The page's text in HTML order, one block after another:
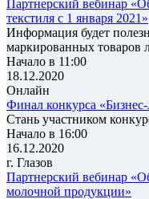
Партнерский вебинар
текстиля с 1 января 2021»
Информация будет
маркированных товаров
Начало в 11:00
18.12.2020
Онлайн
Финал конкурса
Стань участником
Начало в 16:00
16.12.2020
г. Глазов
Партнерский вебинар
молочной продукции»